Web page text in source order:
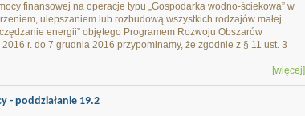
finansowej na operacje typu „Gospodarka wodno-ściekowa” w
ulepszaniem lub rozbudową wszystkich rodzajów małej
energii” objętego Programem Rozwoju Obszarów
r. do 7 grudnia 2016 przypominamy, że zgodnie z § 11 ust. 3
[więcej]
- poddziałanie 19.2